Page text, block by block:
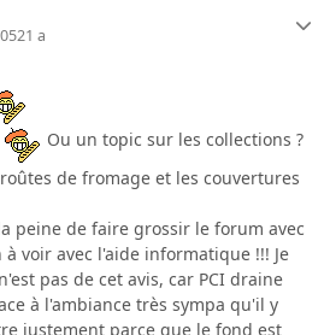
21 a
Ou un topic sur les collections ?
de fromage et les couvertures
peine de faire grossir le forum avec
voir avec l'aide informatique !!! Je
pas de cet avis, car PCI draine
à l'ambiance très sympa qu'il y
justement parce que le fond est